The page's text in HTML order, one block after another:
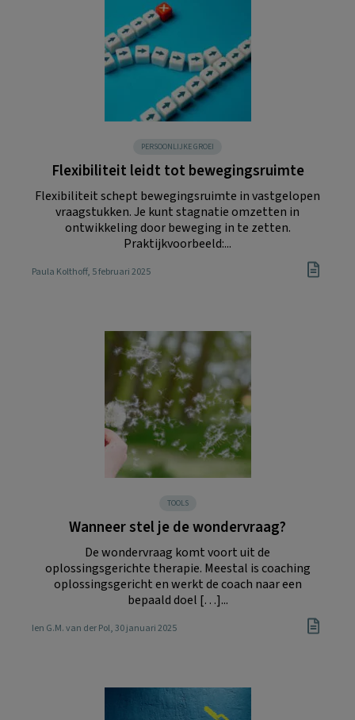
PERSOONLIJKE GROEI
Flexibiliteit leidt tot bewegingsruimte
Flexibiliteit schept bewegingsruimte in vastgelopen
vraagstukken. Je kunt stagnatie omzetten in
ontwikkeling door beweging in te zetten.
Praktijkvoorbeeld:...
Paula Kolthoff, 5 februari 2025
TOOLS
Wanneer stel je de wondervraag?
De wondervraag komt voort uit de
oplossingsgerichte therapie. Meestal is coaching
oplossingsgericht en werkt de coach naar een
bepaald doel […]...
Ien G.M. van der Pol, 30 januari 2025